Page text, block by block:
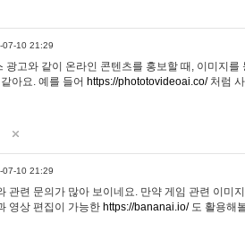
07-10 21:29
광고와 같이 온라인 콘텐츠를 홍보할 때, 이미지
아요. 예를 들어 https://phototovideoai.co/처럼 사
07-10 21:29
관련 문의가 많아 보이네요. 만약 게임 관련 이미
영상 편집이 가능한 https://bananai.io/도 활용해